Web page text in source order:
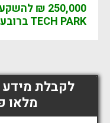
250,000 ₪ להשקעה בפרויקט
TECH PARK
לקבלת מידע
מלאו